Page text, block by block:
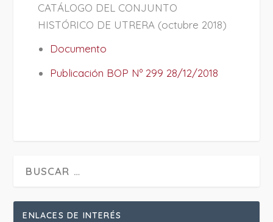
CATÁLOGO DEL CONJUNTO
HISTÓRICO DE UTRERA (octubre 2018)
Documento
Publicación BOP Nº 299 28/12/2018
ENLACES DE INTERÉS